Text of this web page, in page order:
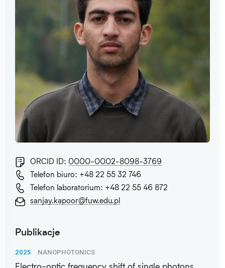
ORCID ID: 0000-0002-8098-3769
Telefon biuro: +48 22 55 32 746
Telefon laboratorium: +48 22 55 46 872
sanjay.kapoor@fuw.edu.pl
Publikacje
2025 NANOPHOTONICS